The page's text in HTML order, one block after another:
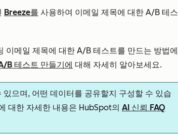
Breeze를 사용하여 이메일 제목에 대한 A/B 테스
이메일 제목에 대한 A/B 테스트를 만드는 방법에
B 테스트 만들기에 대해 자세히 알아보세요.
있으며, 어떤 데이터를 공유할지 구성할 수 있습
대한 자세한 내용은 HubSpot의 AI 신뢰 FAQ